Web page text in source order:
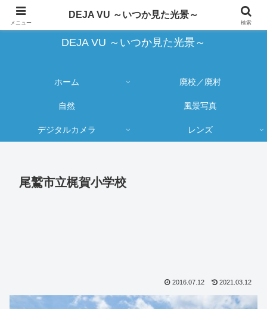
蔵出し写真の大売り出しとカメラ物欲のブログ
DEJA VU ～いつか見た光景～
ホーム 廃校／廃村
自然 風景写真
デジタルカメラ レンズ
尾鷲市立梶賀小学校
2016.07.12 2021.03.12
メニュー
DEJA VU ～いつか見た光景～
検索